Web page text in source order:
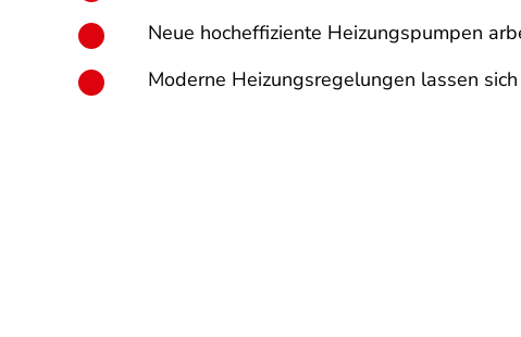
Neue hocheffiziente Heizungspumpen
Moderne Heizungsregelungen lassen